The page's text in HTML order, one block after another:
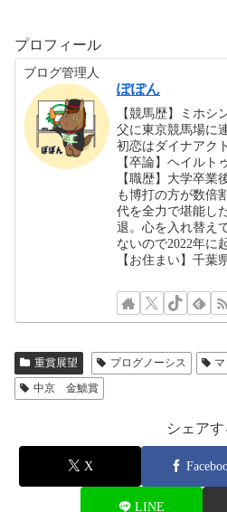
プロフィール
ブログ管理人
ぽぽん
【競馬歴】ミホシ
父に東京競馬場に
初恋はダイナアク
【卒論】ヘイルト
【職歴】大学卒業
も博打の方が数倍
代を全力で堪能し
退。心を入れ替え
ないので2022年に
【お住まい】千葉
重賞展望 プログノーシス
中京 金鯱賞
シェアす
X
LINE